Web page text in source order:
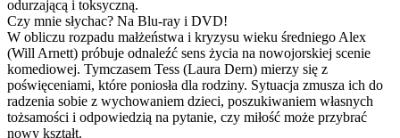
odurzającą i toksyczną.
Czy mnie słychac? Na Blu-ray i DVD!
W obliczu rozpadu małżeństwa i kryzysu wieku średniego Alex
(Will Arnett) próbuje odnaleźć sens życia na nowojorskiej scenie
komediowej. Tymczasem Tess (Laura Dern) mierzy się z
poświęceniami, które poniosła dla rodziny. Sytuacja zmusza ich do
radzenia sobie z wychowaniem dzieci, poszukiwaniem własnych
tożsamości i odpowiedzią na pytanie, czy miłość może przybrać
nowy kształt.